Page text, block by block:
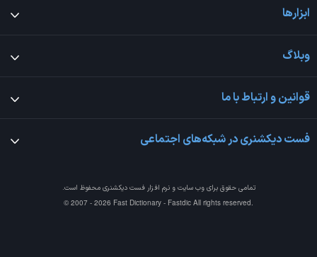
ابزارها
وبلاگ
قوانین و ارتباط با ما
فست دیکشنری در شبکه‌های اجتماعی
تمامی حقوق برای وب سایت و نرم افزارفست دیکشنری محفوظ است.
© 2007 - 2026 Fast Dictionary - Fastdic All rights reserved.